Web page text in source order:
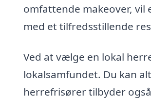
omfattende makeover,
med et tilfredsstillende
Ved at vælge en lokal
lokalsamfundet. Du kan
herrefrisører tilbyder